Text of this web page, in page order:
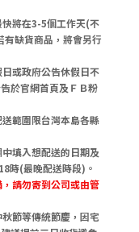
將在3-5個工作天(不
缺貨商品，將會另行
或政府公告休假日不
於官網首頁及ＦＢ粉
範圍限台灣本島各縣
填入想配送的日期及
時(最晚配送時段)。
請勿寄到公司或由管
節等傳統節慶，因宅